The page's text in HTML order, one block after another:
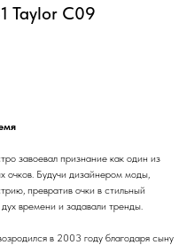
Taylor C09
завоевал признание как один из
очков. Будучи дизайнером моды,
превратив очки в стильный
времени и задавали тренды.
в 2003 году благодаря сыну